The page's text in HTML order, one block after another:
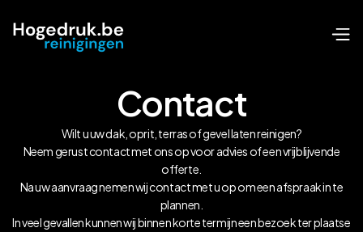
Contact
Wilt u uw dak, oprit, terras of gevel laten reinigen?
Neem gerust contact met ons op voor advies of een vrijblijvende
offerte.
Na uw aanvraag nemen wij contact met u op om een afspraak in te
plannen.
In veel gevallen kunnen wij binnen korte termijn een bezoek ter plaatse